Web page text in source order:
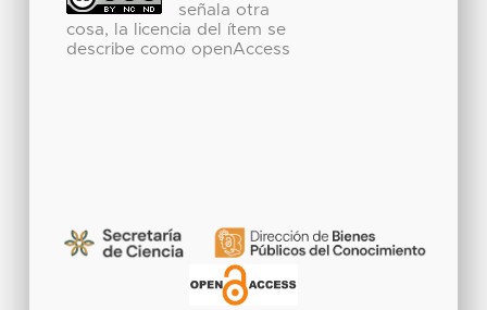
señala otra
cosa, la licencia del ítem se
describe como openAccess